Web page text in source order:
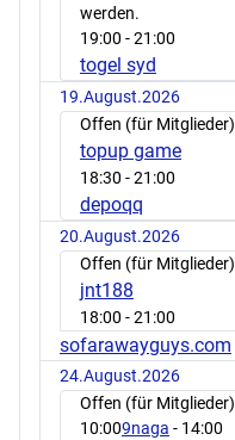
werden.
19:00 - 21:00
togel syd
19.August.2026
Offen (für Mitglieder)
topup game
18:30 - 21:00
depoqq
20.August.2026
Offen (für Mitglieder)
jnt188
18:00 - 21:00
sofarawayguys.com
24.August.2026
Offen (für Mitglieder)
10:009naga - 14:00